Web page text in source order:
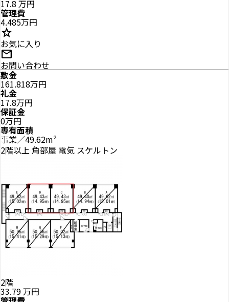
17.8 万円
管理費
4.485万円
star
お気に入り
mail
お問い合わせ
敷金
161.818万円
礼金
17.8万円
保証金
0万円
専有面積
事業／49.62m²
2階以上 角部屋 電気 スケルトン
2階
33.79万円